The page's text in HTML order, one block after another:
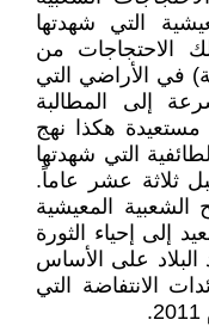
التي شهدتها
انطلقت تلك الاحتجاجات من
في الأراضي التي
إلى المطالبة
هكذا نهج
التي شهدتها
ثلاثة عشر عاماً.
المعيشية
إلى إحياء الثورة
البلاد على الأساس
الانتفاضة التي